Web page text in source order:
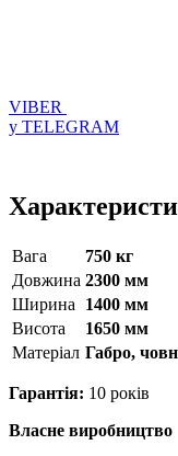
VIBER
у TELEGRAM
Вага
750 кг
Довжина 2300 мм
Ширина
1400 мм
Висота
1650 мм
Матерiал Габро,
Гарантія: 10 років
Власне виробництво